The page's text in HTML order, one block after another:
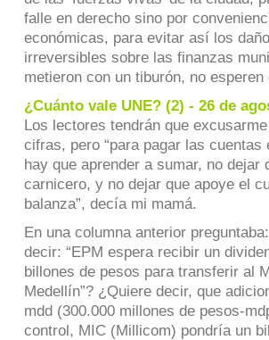
falle en derecho sino por
económicas, para evitar así los
irreversibles sobre las finanzas
metieron con un tiburón, no esperen
¿Cuánto vale UNE? (2) - 26 de
Los lectores tendrán que
cifras, pero “para pagar las cuentas
hay que aprender a sumar, no dejar
carnicero, y no dejar que apoye el
balanza”, decía mi mamá.
En una columna anterior
decir: “EPM espera recibir un
billones de pesos para transferir al
Medellín”? ¿Quiere decir, que
mdd (300.000 millones de pesos-
control, MIC (Millicom) pondría un